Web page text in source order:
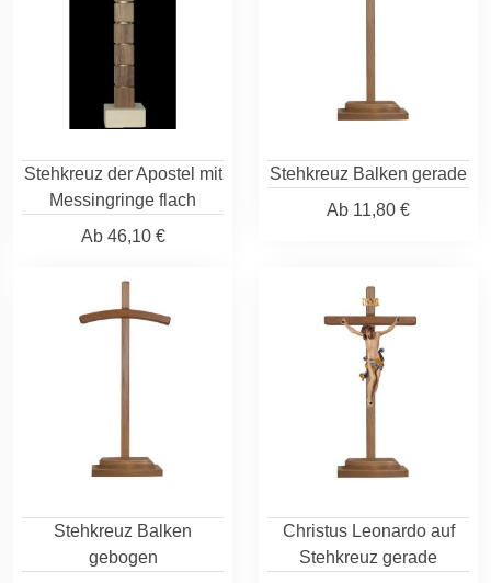
Stehkreuz der Apostel mit
Messingringe flach
Ab46,10 €
Stehkreuz Balken gerade
Ab 11,80 €
Stehkreuz Balken
gebogen
Christus Leonardo auf
Stehkreuz gerade